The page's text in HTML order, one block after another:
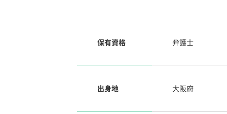
保有資格 弁護士
出身地 大阪府